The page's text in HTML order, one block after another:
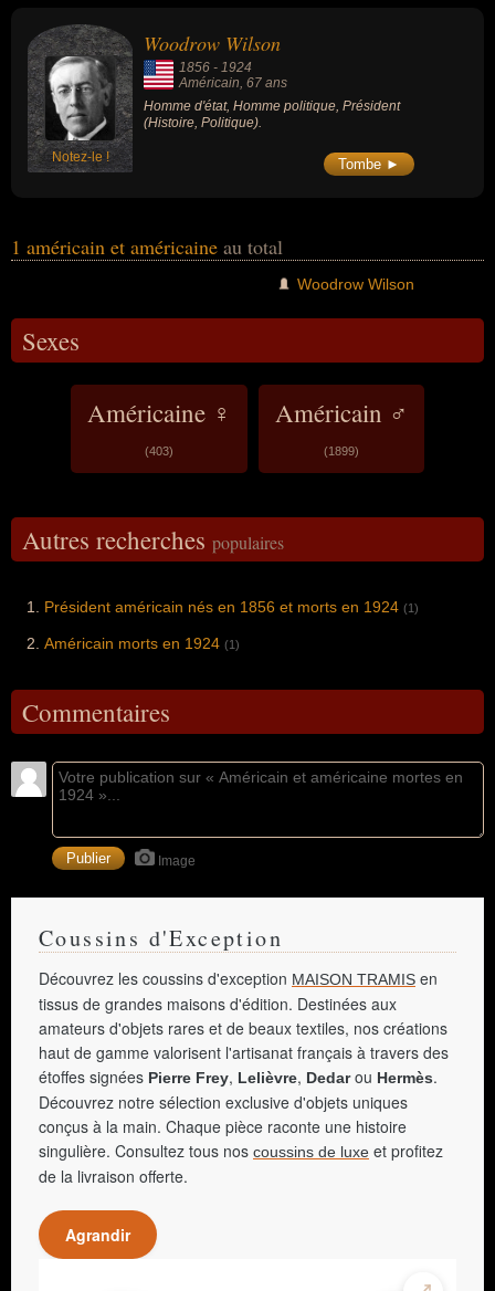
Notez-le !
Woodrow Wilson
1856 - 1924
Américain, 67 ans
Homme d'état, Homme politique, Président
(Histoire, Politique).
Tombe ►
1 américain et américaine au total
Woodrow Wilson
Sexes
Américaine ♀
(403)
Américain ♂
(1899)
Autres recherches populaires
Président américain nés en 1856 et morts en 1924 (1)
Américain morts en 1924 (1)
Commentaires
Image
Coussins d'Exception
Découvrez les coussins d'exception MAISON TRAMIS en
tissus de grandes maisons d'édition. Destinées aux
amateurs d'objets rares et de beaux textiles, nos créations
haut de gamme valorisent l'artisanat français à travers des
étoffes signées Pierre Frey, Lelièvre, Dedarou Hermès.
Découvrez notre sélection exclusive d'objets uniques
conçus à la main. Chaque pièce raconte une histoire
singulière. Consultez tous nos coussins de luxe et profitez
de la livraison offerte.
Agrandir